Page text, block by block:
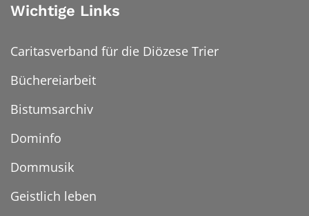
Wichtige Links
Caritasverband für die Diözese Trier
Büchereiarbeit
Bistumsarchiv
Dominfo
Dommusik
Geistlich leben